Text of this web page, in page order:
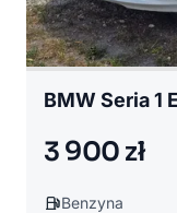
BMW Seria 1
3 900 zł
Benzyna